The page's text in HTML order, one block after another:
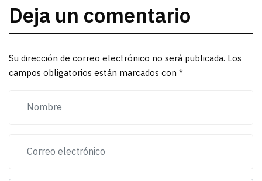
Deja un comentario
Su dirección de correo electrónico no será publicada. Los
campos obligatorios están marcados con *